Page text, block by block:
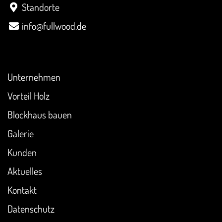
Standorte
info@fullwood.de
Unternehmen
Vorteil Holz
Blockhaus bauen
Galerie
Kunden
Aktuelles
Kontakt
Datenschutz